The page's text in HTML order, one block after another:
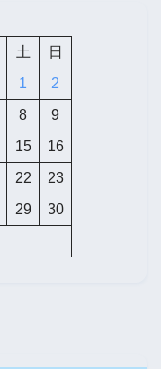
土 日
1 2
8 9
15 16
22 23
29 30